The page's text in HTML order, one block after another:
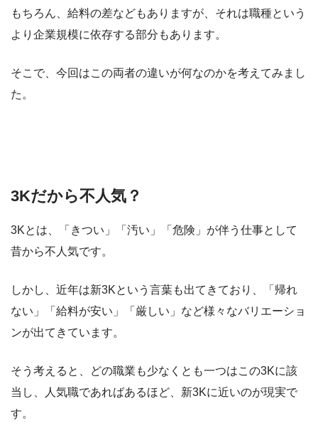
もちろん、給料の差などもありますが、それは職種という
より企業規模に依存する部分もあります。
そこで、今回はこの両者の違いが何なのかを考えてみまし
た。
3Kだから不人気？
3Kとは、「きつい」「汚い」「危険」が伴う仕事として
昔から不人気です。
しかし、近年は新3Kという言葉も出てきており、「帰れ
ない」「給料が安い」「厳しい」など様々なバリエーショ
ンが出てきています。
そう考えると、どの職業も少なくとも一つはこの3Kに該
当し、人気職であればあるほど、新3Kに近いのが現実で
す。